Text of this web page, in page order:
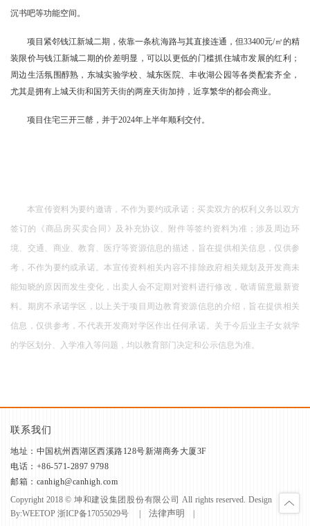
沉书吧等功能空间。
项目紧邻钱江新城二期，依靠一条杭海路与其直接连通，但33400元/㎡的精
装限价与钱江新城二期的价差明显，可以以更低的门槛抓住城市发展的红利；
周边生活氛围醇熟，东城实验学校、城东医院、丰收湖公园等各类配套齐全，
尤其是拥有上城天街和国芳天街的两座天街加持，近享繁华的都会商业。
项目住宅三开三罄， 并于2024年上半年顺利交付。
本宣传资料为要约邀请，不作为要约或承诺；买卖双方的权利义务以双方
签订的《商品房买卖合同》及补充协议、附件等签约资料为准；涉及周边环
境、交通、商业、教育、医疗等资源信息的描述，旨在提供相关信息，仅供参
考，不作为要约或承诺。本宣传资料相关内容不排除政府相关规划及开发商未
能知晓的原因而发生变化，出卖人会不定期对资料进行修改，敬请留意最新资
料。期房不承诺学区，以上关于项目周边教育资源信息的介绍，旨在提供相关
信息，仅供参考，不代表开发商对学区作出任何承诺。关于今后业主子女就学
的学区划分、入学准入等问题，均以教育部门决定和公示信息为准。
联系我们
地址：中国杭州西湖区西溪路128号新湖商务大厦3F
电话：+86-571-2897 9798
邮箱：canhigh@canhigh.com
Copyright 2018 © 坤和建设集团股份有限公司 All rights reserved. Design
By:WEETOP 浙ICP备17055029号 | 法律声明 |